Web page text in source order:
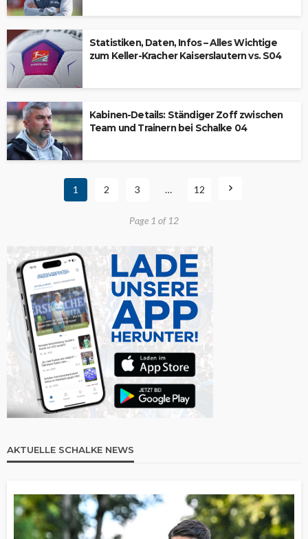
Statistiken, Daten, Infos – Alles Wichtige
zum Keller-Kracher Kaiserslautern vs. S04
Kabinen-Details: Ständiger Zoff zwischen
Team und Trainern bei Schalke 04
1 2 3 … 12
Page 1 of 12
AKTUELLE SCHALKE NEWS